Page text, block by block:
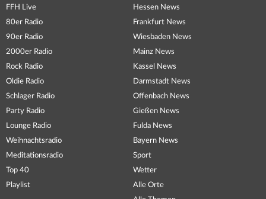
FFH Live
80er Radio
90er Radio
2000er Radio
Rock Radio
Oldie Radio
Schlager Radio
Party Radio
Lounge Radio
Weihnachtsradio
Meditationsradio
Top 40
Playlist
Hessen News
Frankfurt News
Wiesbaden News
Mainz News
Kassel News
Darmstadt News
Offenbach News
Gießen News
Fulda News
Bayern News
Sport
Wetter
Alle Orte